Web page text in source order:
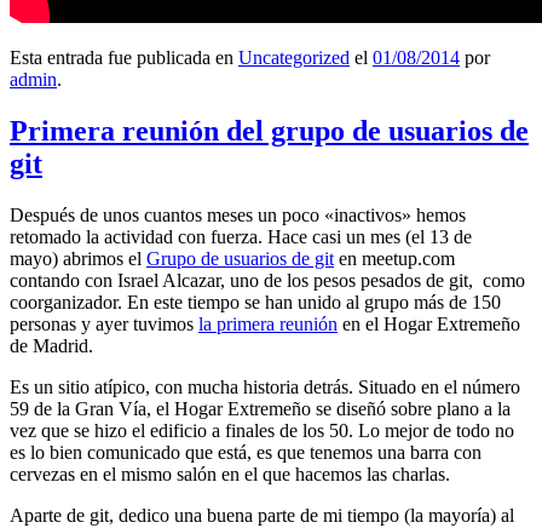
Esta entrada fue publicada en Uncategorized el 01/08/2014 por
admin.
Primera reunión del grupo de usuarios de
git
Después de unos cuantos meses un poco «inactivos» hemos
retomado la actividad con fuerza. Hace casi un mes (el 13 de
mayo) abrimos el Grupo de usuarios de git en meetup.com
contando con Israel Alcazar, uno de los pesos pesados de git, como
coorganizador. En este tiempo se han unido al grupo más de 150
personas y ayer tuvimos la primera reunión en el Hogar Extremeño
de Madrid.
Es un sitio atípico, con mucha historia detrás. Situado en el número
59 de la Gran Vía, el Hogar Extremeño se diseñó sobre plano a la
vez que se hizo el edificio a finales de los 50. Lo mejor de todo no
es lo bien comunicado que está, es que tenemos una barra con
cervezas en el mismo salón en el que hacemos las charlas.
Aparte de git, dedico una buena parte de mi tiempo (la mayoría) al